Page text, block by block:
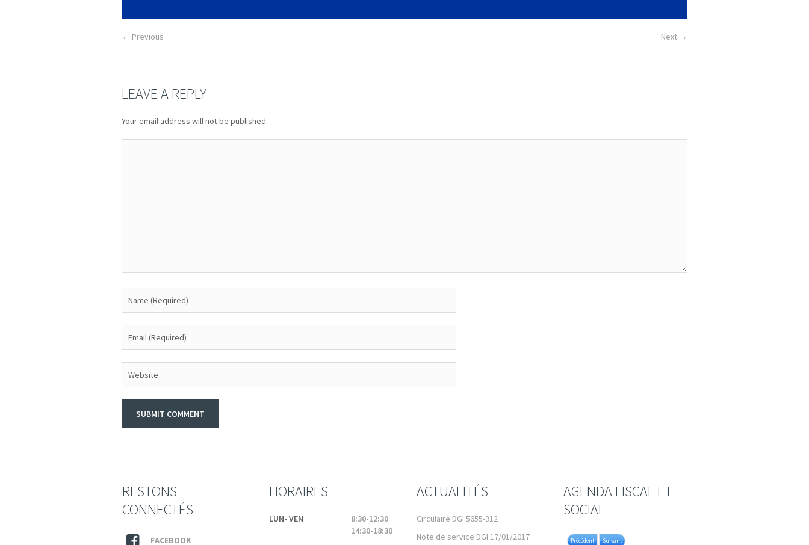
← Previous Next →
LEAVE A REPLY
Your email address will not be published.
RESTONS
CONNECTÉS
FACEBOOK
HORAIRES
LUN- VEN
8:30-12:30
14:30-18:30
ACTUALITÉS
Circulaire DGI 5655-312
Note de service DGI 17/01/2017
AGENDA FISCAL ET
SOCIAL
Précédent Suivant